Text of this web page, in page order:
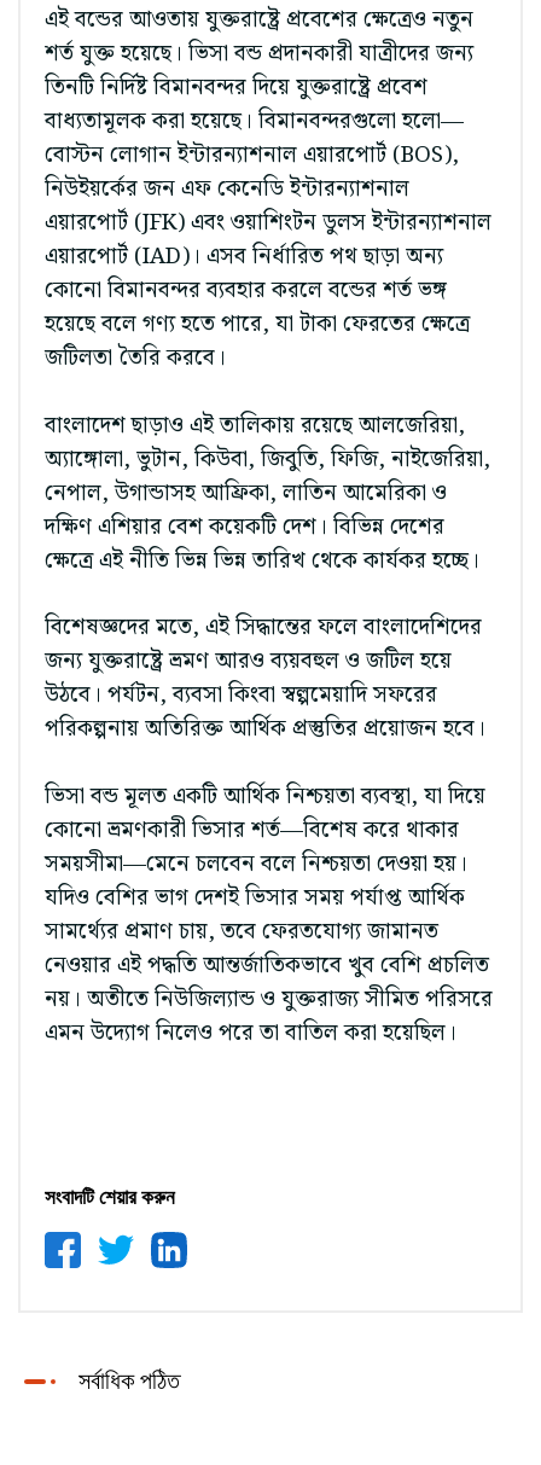
এই বন্ডের আওতায় যুক্তরাষ্ট্রে প্রবেশের ক্ষেত্রেও নতুন
শর্ত যুক্ত হয়েছে। ভিসা বন্ড প্রদানকারী যাত্রীদের জন্য
তিনটি নির্দিষ্ট বিমানবন্দর দিয়ে যুক্তরাষ্ট্রে প্রবেশ
বাধ্যতামূলক করা হয়েছে। বিমানবন্দরগুলো হলো—
বোস্টন লোগান ইন্টারন্যাশনাল এয়ারপোর্ট (BOS),
নিউইয়র্কের জন এফ কেনেডি ইন্টারন্যাশনাল
এয়ারপোর্ট (JFK) এবং ওয়াশিংটন ডুলস ইন্টারন্যাশনাল
এয়ারপোর্ট (IAD)। এসব নির্ধারিত পথ ছাড়া অন্য
কোনো বিমানবন্দর ব্যবহার করলে বন্ডের শর্ত ভঙ্গ
হয়েছে বলে গণ্য হতে পারে, যা টাকা ফেরতের ক্ষেত্রে
জটিলতা তৈরি করবে।
বাংলাদেশ ছাড়াও এই তালিকায় রয়েছে আলজেরিয়া,
অ্যাঙ্গোলা, ভুটান, কিউবা, জিবুতি, ফিজি, নাইজেরিয়া,
নেপাল, উগান্ডাসহ আফ্রিকা, লাতিন আমেরিকা ও
দক্ষিণ এশিয়ার বেশ কয়েকটি দেশ। বিভিন্ন দেশের
ক্ষেত্রে এই নীতি ভিন্ন ভিন্ন তারিখ থেকে কার্যকর হচ্ছে।
বিশেষজ্ঞদের মতে, এই সিদ্ধান্তের ফলে বাংলাদেশিদের
জন্য যুক্তরাষ্ট্রে ভ্রমণ আরও ব্যয়বহুল ও জটিল হয়ে
উঠবে। পর্যটন, ব্যবসা কিংবা স্বল্পমেয়াদি সফরের
পরিকল্পনায় অতিরিক্ত আর্থিক প্রস্তুতির প্রয়োজন হবে।
ভিসা বন্ড মূলত একটি আর্থিক নিশ্চয়তা ব্যবস্থা, যা দিয়ে
কোনো ভ্রমণকারী ভিসার শর্ত—বিশেষ করে থাকার
সময়সীমা—মেনে চলবেন বলে নিশ্চয়তা দেওয়া হয়।
যদিও বেশির ভাগ দেশই ভিসার সময় পর্যাপ্ত আর্থিক
সামর্থ্যের প্রমাণ চায়, তবে ফেরতযোগ্য জামানত
নেওয়ার এই পদ্ধতি আন্তর্জাতিকভাবে খুব বেশি প্রচলিত
নয়। অতীতে নিউজিল্যান্ড ও যুক্তরাজ্য সীমিত পরিসরে
এমন উদ্যোগ নিলেও পরে তা বাতিল করা হয়েছিল।
সংবাদটি শেয়ার করুন
সর্বাধিক পঠিত